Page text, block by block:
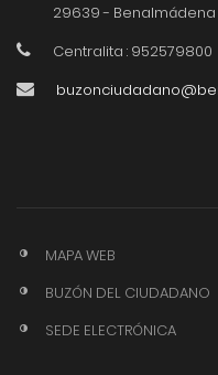
29639 -
Centralita : 952579800
MAPA WEB
BUZÓN DEL CIUDADANO
SEDE ELECTRÓNICA